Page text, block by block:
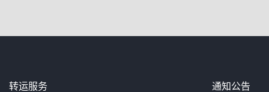
转运服务 通知公告